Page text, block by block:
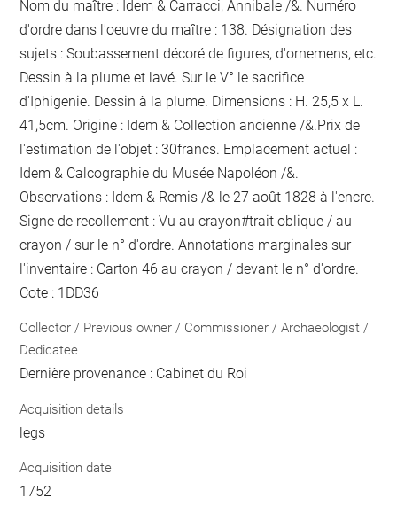
Nom du maître : Idem & Carracci, Annibale /&. Numéro
d'ordre dans l'oeuvre du maître : 138. Désignation des
sujets : Soubassement décoré de figures, d'ornemens, etc.
Dessin à la plume et lavé. Sur le V° le sacrifice
d'Iphigenie. Dessin à la plume. Dimensions : H. 25,5 x L.
41,5cm. Origine : Idem & Collection ancienne /&.Prix de
l'estimation de l'objet : 30francs. Emplacement actuel :
Idem & Calcographie du Musée Napoléon /&.
Observations : Idem & Remis /& le 27 août 1828 à l'encre.
Signe de recollement :Vu au crayon#trait oblique / au
crayon / sur le n° d'ordre. Annotations marginales sur
l'inventaire : Carton 46 au crayon / devant le n° d'ordre.
Cote : 1DD36
Collector / Previous owner / Commissioner / Archaeologist /
Dedicatee
Dernière provenance : Cabinet du Roi
Acquisition details
legs
Acquisition date
1752